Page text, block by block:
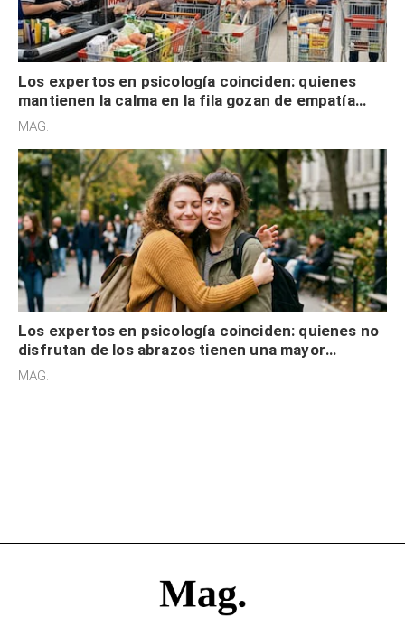
Los expertos en psicología coinciden: quienes
mantienen la calma en la fila gozan de empatía
cognitiva, gratitud y no solo tienen autocontrol
MAG.
Los expertos en psicología coinciden: quienes no
disfrutan de los abrazos tienen una mayor
sensibilidad a los estímulos físicos y no es por
MAG.